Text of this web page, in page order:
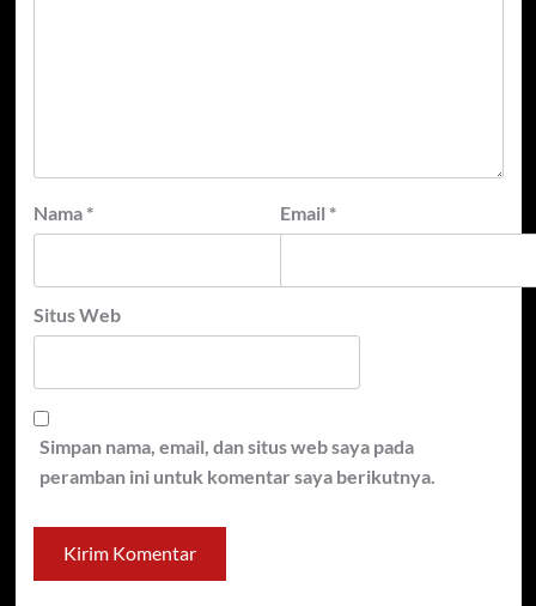
Nama * Email *
Situs Web
Simpan nama, email, dan situs web saya pada
peramban ini untuk komentar saya berikutnya.